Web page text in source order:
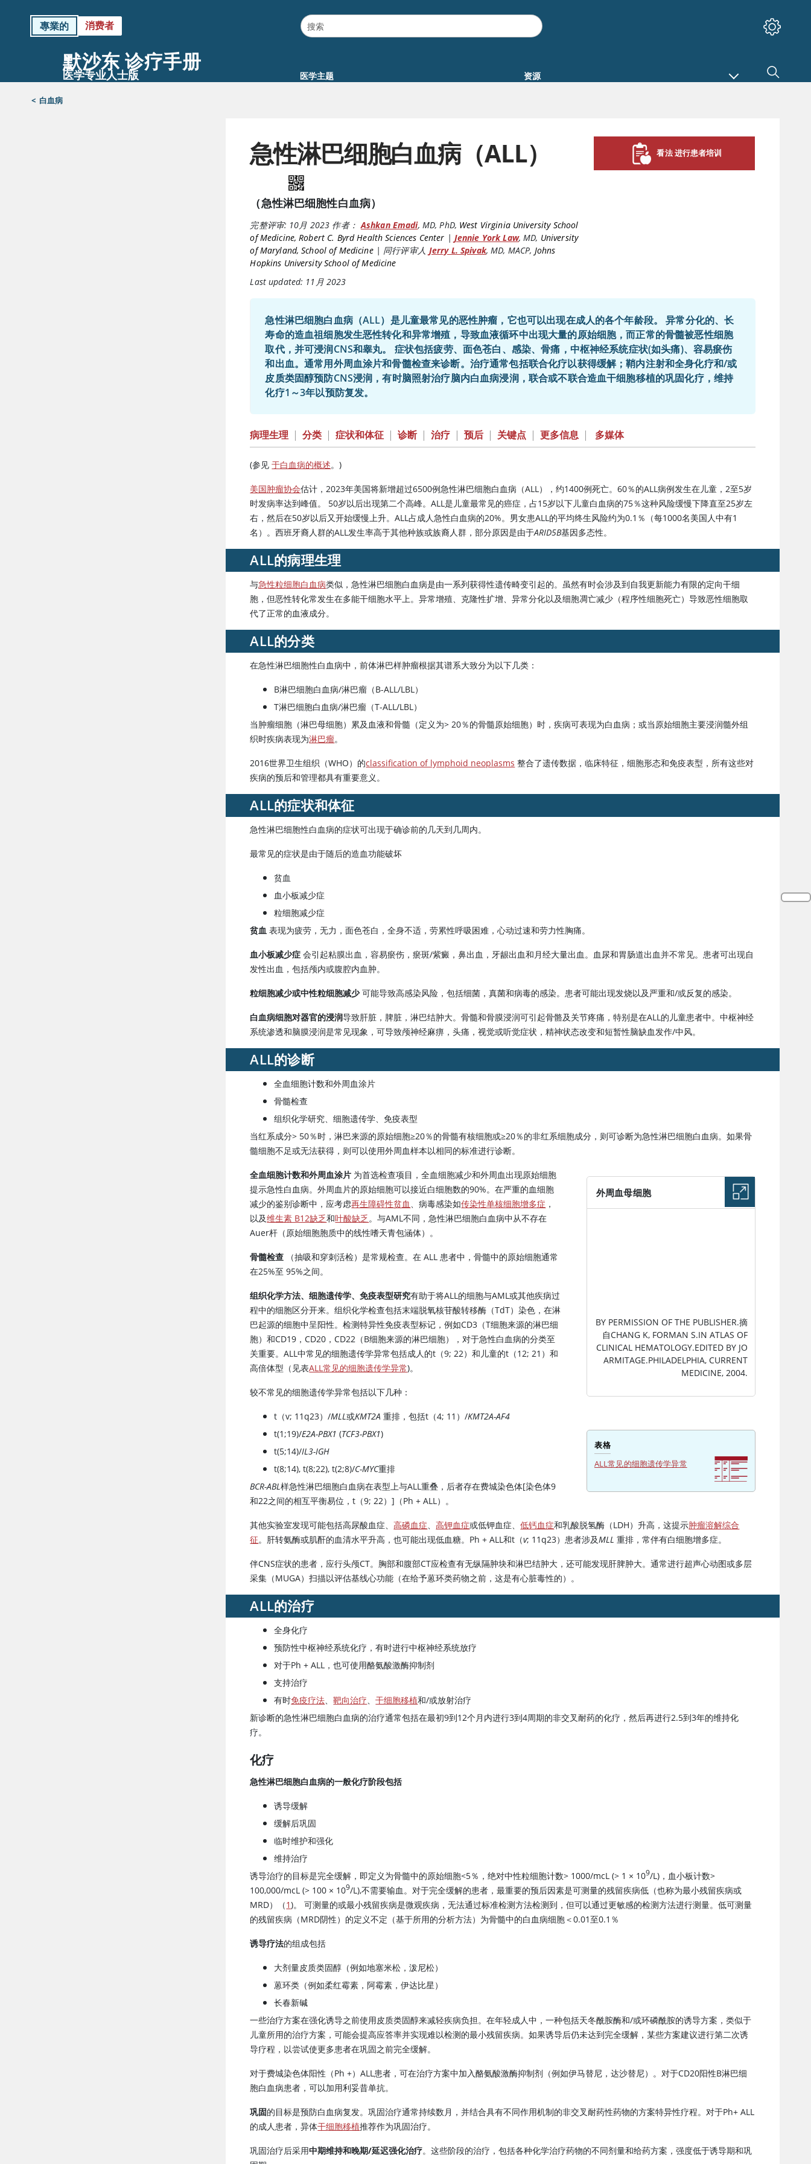
專業的 消费者
默沙东 诊疗手册
医学专业人士版 医学主题 资源
< 白血病
急性淋巴细胞白血病（ALL）
（急性淋巴细胞性白血病）
完整评审: 10月 2023 作者： Ashkan Emadi, MD, PhD, West Virginia University School
of Medicine, Robert C. Byrd Health Sciences Center | Jennie York Law,MD, University
of Maryland, School of Medicine| 同行评审人 Jerry L. Spivak,MD, MACP, Johns
Hopkins University School of Medicine
Last updated: 11月 2023
看法 进行患者培训
急性淋巴细胞白血病（ALL）是儿童最常见的恶性肿瘤，它也可以出现在成人的各个年龄段。 异常分化的、长
寿命的造血祖细胞发生恶性转化和异常增殖，导致血液循环中出现大量的原始细胞，而正常的骨髓被恶性细胞
取代，并可浸润CNS和睾丸。 症状包括疲劳、面色苍白、感染、骨痛，中枢神经系统症状(如头痛)、容易瘀伤
和出血。通常用外周血涂片和骨髓检查来诊断。治疗通常包括联合化疗以获得缓解；鞘内注射和全身化疗和/或
皮质类固醇预防CNS浸润，有时脑照射治疗脑内白血病浸润，联合或不联合造血干细胞移植的巩固化疗，维持
化疗1～3年以预防复发。
病理生理 | 分类 | 症状和体征 | 诊断 | 治疗 | 预后 | 关键点 | 更多信息 | 多媒体
(参见于白血病的概述。)
美国肿瘤协会估计，2023年美国将新增超过6500例急性淋巴细胞白血病（ALL），约1400例死亡。60％的ALL病例发生在儿童，2至5岁
时发病率达到峰值。 50岁以后出现第二个高峰。ALL是儿童最常见的癌症，占15岁以下儿童白血病的75％这种风险缓慢下降直至25岁左
右，然后在50岁以后又开始缓慢上升。ALL占成人急性白血病的20%。男女患ALL的平均终生风险约为0.1％（每1000名美国人中有1
名）。西班牙裔人群的ALL发生率高于其他种族或族裔人群，部分原因是由于ARID5B基因多态性。
ALL的病理生理
与急性粒细胞白血病类似，急性淋巴细胞白血病是由一系列获得性遗传畸变引起的。虽然有时会涉及到自我更新能力有限的定向干细
胞，但恶性转化常发生在多能干细胞水平上。异常增殖、克隆性扩增、异常分化以及细胞凋亡减少（程序性细胞死亡）导致恶性细胞取
代了正常的血液成分。
ALL的分类
在急性淋巴细胞性白血病中，前体淋巴样肿瘤根据其谱系大致分为以下几类：
B淋巴细胞白血病/淋巴瘤（B-ALL/LBL）
T淋巴细胞白血病/淋巴瘤（T-ALL/LBL）
当肿瘤细胞（淋巴母细胞）累及血液和骨髓（定义为> 20％的骨髓原始细胞）时，疾病可表现为白血病；或当原始细胞主要浸润髓外组
织时疾病表现为淋巴瘤。
2016世界卫生组织（WHO）的classification of lymphoid neoplasms 整合了遗传数据，临床特征，细胞形态和免疫表型，所有这些对
疾病的预后和管理都具有重要意义。
ALL的症状和体征
急性淋巴细胞性白血病的症状可出现于确诊前的几天到几周内。
最常见的症状是由于随后的造血功能破坏
贫血
血小板减少症
粒细胞减少症
贫血 表现为疲劳，无力，面色苍白，全身不适，劳累性呼吸困难，心动过速和劳力性胸痛。
血小板减少症 会引起粘膜出血，容易瘀伤，瘀斑/紫癜，鼻出血，牙龈出血和月经大量出血。血尿和胃肠道出血并不常见。患者可出现自
发性出血，包括颅内或腹腔内血肿。
粒细胞减少或中性粒细胞减少可能导致高感染风险，包括细菌，真菌和病毒的感染。患者可能出现发烧以及严重和/或反复的感染。
白血病细胞对器官的浸润导致肝脏，脾脏，淋巴结肿大。骨髓和骨膜浸润可引起骨骼及关节疼痛，特别是在ALL的儿童患者中。中枢神经
系统渗透和脑膜浸润是常见现象，可导致颅神经麻痹，头痛，视觉或听觉症状，精神状态改变和短暂性脑缺血发作/中风。
ALL的诊断
全血细胞计数和外周血涂片
骨髓检查
组织化学研究、细胞遗传学、免疫表型
当红系成分> 50％时，淋巴来源的原始细胞≥20％的骨髓有核细胞或≥20％的非红系细胞成分，则可诊断为急性淋巴细胞白血病。如果骨
髓细胞不足或无法获得，则可以使用外周血样本以相同的标准进行诊断。
外周血母细胞
BY PERMISSION OF THE PUBLISHER.摘
自CHANG K, FORMAN S.IN ATLAS OF
CLINICAL HEMATOLOGY.EDITED BY JO
ARMITAGE.PHILADELPHIA, CURRENT
MEDICINE, 2004.
全血细胞计数和外周血涂片 为首选检查项目，全血细胞减少和外周血出现原始细胞
提示急性白血病。外周血片的原始细胞可以接近白细胞数的90%。在严重的血细胞
减少的鉴别诊断中，应考虑再生障碍性贫血、病毒感染如传染性单核细胞增多症 ，
以及维生素 B12缺乏和叶酸缺乏。与AML不同，急性淋巴细胞白血病中从不存在
Auer杆（原始细胞胞质中的线性嗜天青包涵体）。
骨髓检查 （抽吸和穿刺活检）是常规检查。在 ALL 患者中，骨髓中的原始细胞通常
在25%至 95%之间。
组织化学方法、细胞遗传学、免疫表型研究有助于将ALL的细胞与AML或其他疾病过
程中的细胞区分开来。组织化学检查包括末端脱氧核苷酸转移酶（TdT）染色，在淋
巴起源的细胞中呈阳性。检测特异性免疫表型标记，例如CD3（T细胞来源的淋巴细
胞）和CD19，CD20，CD22（B细胞来源的淋巴细胞），对于急性白血病的分类至
关重要。ALL中常见的细胞遗传学异常包括成人的t（9; 22）和儿童的t（12; 21）和
高倍体型（见表ALL常见的细胞遗传学异常)。
表格
ALL常见的细胞遗传学异常
较不常见的细胞遗传学异常包括以下几种：
t（v; 11q23）/MLL或KMT2A 重排，包括t（4; 11）/KMT2A-AF4
t(1;19)/E2A-PBX1 (TCF3-PBX1)
t(5;14)/IL3-IGH
t(8;14), t(8;22), t(2;8)/C-MYC重排
BCR-ABL样急性淋巴细胞白血病在表型上与ALL重叠，后者存在费城染色体[染色体9
和22之间的相互平衡易位，t（9; 22）]（Ph + ALL）。
其他实验室发现可能包括高尿酸血症、高磷血症、高钾血症或低钾血症、低钙血症和乳酸脱氢酶（LDH）升高，这提示肿瘤溶解综合
征。肝转氨酶或肌酐的血清水平升高，也可能出现低血糖。Ph + ALL和t（v; 11q23）患者涉及MLL 重排，常伴有白细胞增多症。
伴CNS症状的患者，应行头颅CT。胸部和腹部CT应检查有无纵隔肿块和淋巴结肿大，还可能发现肝脾肿大。通常进行超声心动图或多层
采集（MUGA）扫描以评估基线心功能（在给予蒽环类药物之前，这是有心脏毒性的）。
ALL的治疗
全身化疗
预防性中枢神经系统化疗，有时进行中枢神经系统放疗
对于Ph + ALL，也可使用酪氨酸激酶抑制剂
支持治疗
有时免疫疗法、靶向治疗、干细胞移植和/或放射治疗
新诊断的急性淋巴细胞白血病的治疗通常包括在最初9到12个月内进行3到4周期的非交叉耐药的化疗，然后再进行2.5到3年的维持化
疗。
化疗
急性淋巴细胞白血病的一般化疗阶段包括
诱导缓解
缓解后巩固
临时维护和强化
维持治疗
诱导治疗的目标是完全缓解，即定义为骨髓中的原始细胞<5％，绝对中性粒细胞计数> 1000/mcL (> 1 × 109/L)，血小板计数>
100,000/mcL (> 100 × 109/L),不需要输血。对于完全缓解的患者，最重要的预后因素是可测量的残留疾病低（也称为最小残留疾病或
MRD）（1)。 可测量的或最小残留疾病是微观疾病，无法通过标准检测方法检测到，但可以通过更敏感的检测方法进行测量。低可测量
的残留疾病（MRD阴性）的定义不定（基于所用的分析方法）为骨髓中的白血病细胞＜0.01至0.1％
诱导疗法的组成包括
大剂量皮质类固醇（例如地塞米松，泼尼松）
蒽环类（例如柔红霉素，阿霉素，伊达比星）
长春新碱
一些治疗方案在强化诱导之前使用皮质类固醇来减轻疾病负担。在年轻成人中，一种包括天冬酰胺酶和/或环磷酰胺的诱导方案，类似于
儿童所用的治疗方案，可能会提高应答率并实现难以检测的最小残留疾病。如果诱导后仍未达到完全缓解，某些方案建议进行第二次诱
导疗程，以尝试使更多患者在巩固之前完全缓解。
对于费城染色体阳性（Ph +）ALL患者，可在治疗方案中加入酪氨酸激酶抑制剂（例如伊马替尼，达沙替尼）。对于CD20阳性B淋巴细
胞白血病患者，可以加用利妥昔单抗。
巩固的目标是预防白血病复发。巩固治疗通常持续数月，并结合具有不同作用机制的非交叉耐药性药物的方案特异性疗程。对于Ph+ ALL
的成人患者，异体干细胞移植推荐作为巩固治疗。
巩固治疗后采用中期维持和晚期/延迟强化治疗。这些阶段的治疗，包括各种化学治疗药物的不同剂量和给药方案，强度低于诱导期和巩